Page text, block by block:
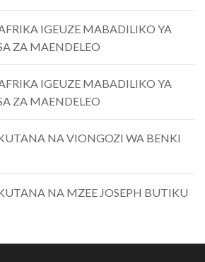
IGEUZE MABADILIKO YA
ZA MAENDELEO
IGEUZE MABADILIKO YA
ZA MAENDELEO
NA VIONGOZI WA BENKI
NA MZEE JOSEPH BUTIKU